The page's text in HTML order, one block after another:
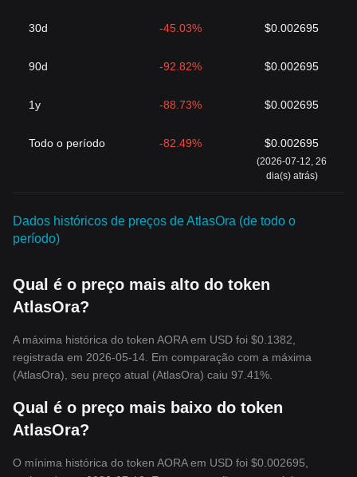
30d -45.03% $0.002695
90d -92.82% $0.002695
1y -88.73% $0.002695
Todo o período -82.49% $0.002695
(2026-07-12, 26
dia(s) atrás)
Dados históricos de preços de AtlasOra (de todo o
período)
Qual é o preço mais alto do token
AtlasOra?
A máxima histórica do token AORA em USD foi $0.1382,
registrada em 2026-05-14. Em comparação com a máxima
(AtlasOra), seu preço atual (AtlasOra) caiu 97.41%.
Qual é o preço mais baixo do token
AtlasOra?
O mínima histórica do token AORA em USD foi $0.002695,